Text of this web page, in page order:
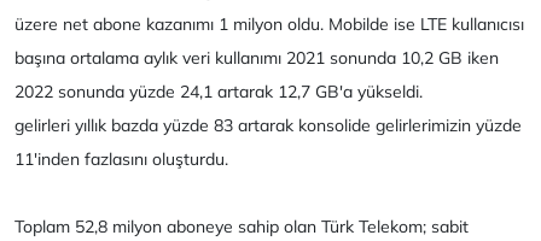
üzere net abone kazanımı 1 milyon oldu. Mobilde ise LTE kullanıcısı
başına ortalama aylık veri kullanımı 2021 sonunda 10,2 GB iken
2022 sonunda yüzde 24,1 artarak 12,7 GB'a yükseldi.
gelirleri yıllık bazda yüzde 83 artarak konsolide gelirlerimizin yüzde
11'inden fazlasını oluşturdu.
Toplam 52,8 milyon aboneye sahip olan Türk Telekom; sabit